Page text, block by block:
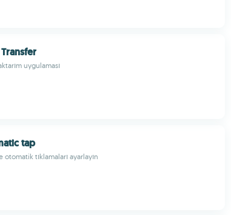
uygulaması
tap
tıklamaları ayarlayın